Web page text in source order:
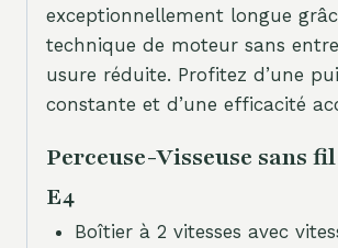
exceptionnellement longue
technique de moteur sans
usure réduite. Profitez d’une
constante et d’une efficacité
Perceuse-Visseuse sans fil
E4
Boîtier à 2 vitesses avec